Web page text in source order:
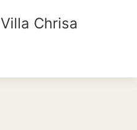
Villa Chrisa